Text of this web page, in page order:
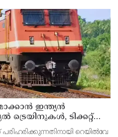
അറസ്റ്റ് ചെയ്തു.
ഇന്ത്യൻ
ട്രെയിനുകൾ, ടിക്കറ്റ്
റെയിൽവേ